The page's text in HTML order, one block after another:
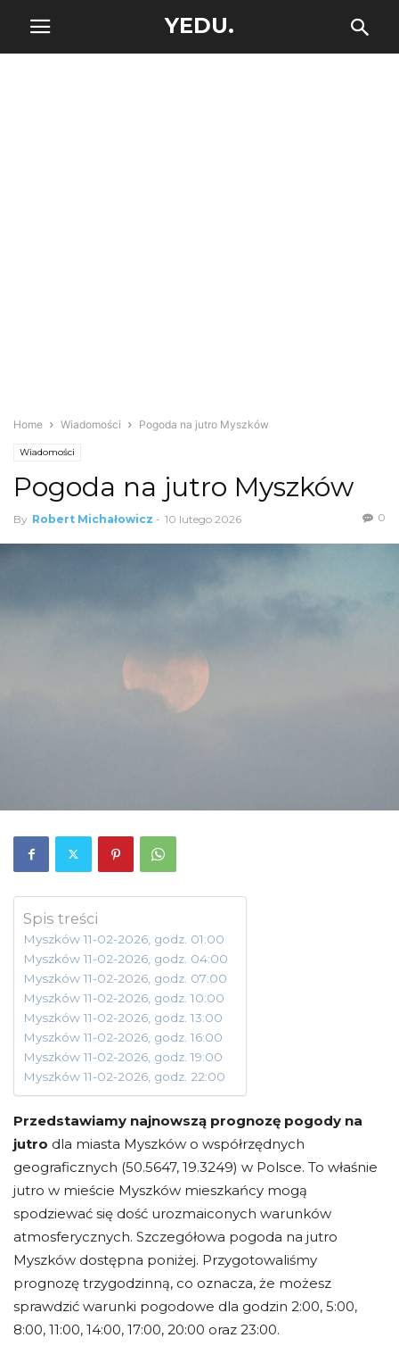
YEDU.
Home Wiadomości Pogoda na jutro Myszków
Wiadomości
Pogoda na jutro Myszków
By Robert Michałowicz - 10 lutego 2026 0
Spis treści
Myszków 11-02-2026, godz. 01:00
Myszków 11-02-2026, godz. 04:00
Myszków 11-02-2026, godz. 07:00
Myszków 11-02-2026, godz. 10:00
Myszków 11-02-2026, godz. 13:00
Myszków 11-02-2026, godz. 16:00
Myszków 11-02-2026, godz. 19:00
Myszków 11-02-2026, godz. 22:00
Przedstawiamy najnowszą prognozę pogody na
jutro dla miasta Myszków o współrzędnych
geograficznych (50.5647, 19.3249) w Polsce. To właśnie
jutro w mieście Myszków mieszkańcy mogą
spodziewać się dość urozmaiconych warunków
atmosferycznych. Szczegółowa pogoda na jutro
Myszków dostępna poniżej. Przygotowaliśmy
prognozę trzygodzinną, co oznacza, że możesz
sprawdzić warunki pogodowe dla godzin 2:00, 5:00,
8:00, 11:00, 14:00, 17:00, 20:00 oraz 23:00.